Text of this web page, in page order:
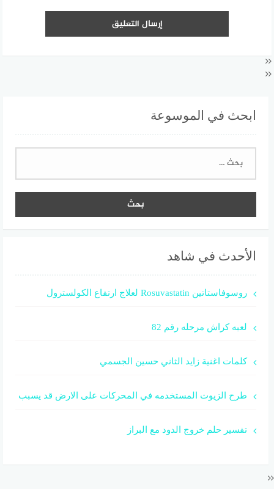
ابحث في الموسوعة
البحث
الأحدث في شاهد
روسوفاستاتين Rosuvastatin لعلاج ارتفاع الكولسترول
لعبه كراش مرحله رقم 82
كلمات اغنية زايد الثاني حسين الجسمي
طرح الزيوت المستخدمه في المحركات على الارض قد يسبب
تفسير حلم خروج الدود مع البراز